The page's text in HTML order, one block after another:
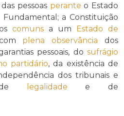
pessoas perante o Estado
a Constituição
comuns a um Estado de
plena observância dos
pessoais, do sufrágio
partidário, da existência de
dos tribunais e
legalidade e de